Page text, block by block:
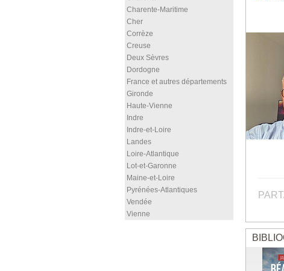
Charente-Maritime
Cher
Corrèze
Creuse
Deux Sèvres
Dordogne
France et autres départements
Gironde
Haute-Vienne
Indre
Indre-et-Loire
Landes
Loire-Atlantique
Lot-et-Garonne
Maine-et-Loire
Pyrénées-Atlantiques
Vendée
Vienne